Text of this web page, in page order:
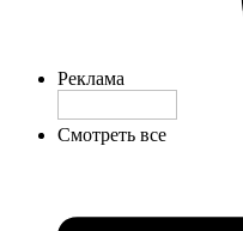
Реклама
Смотреть все